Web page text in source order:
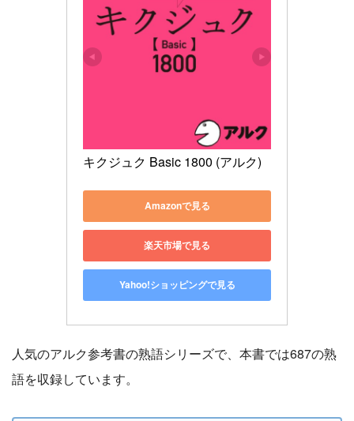
キクジュク Basic 1800 (アルク)
Amazonで見る
楽天市場で見る
Yahoo!ショッピングで見る
人気のアルク参考書の熟語シリーズで、本書では687の熟
語を収録しています。